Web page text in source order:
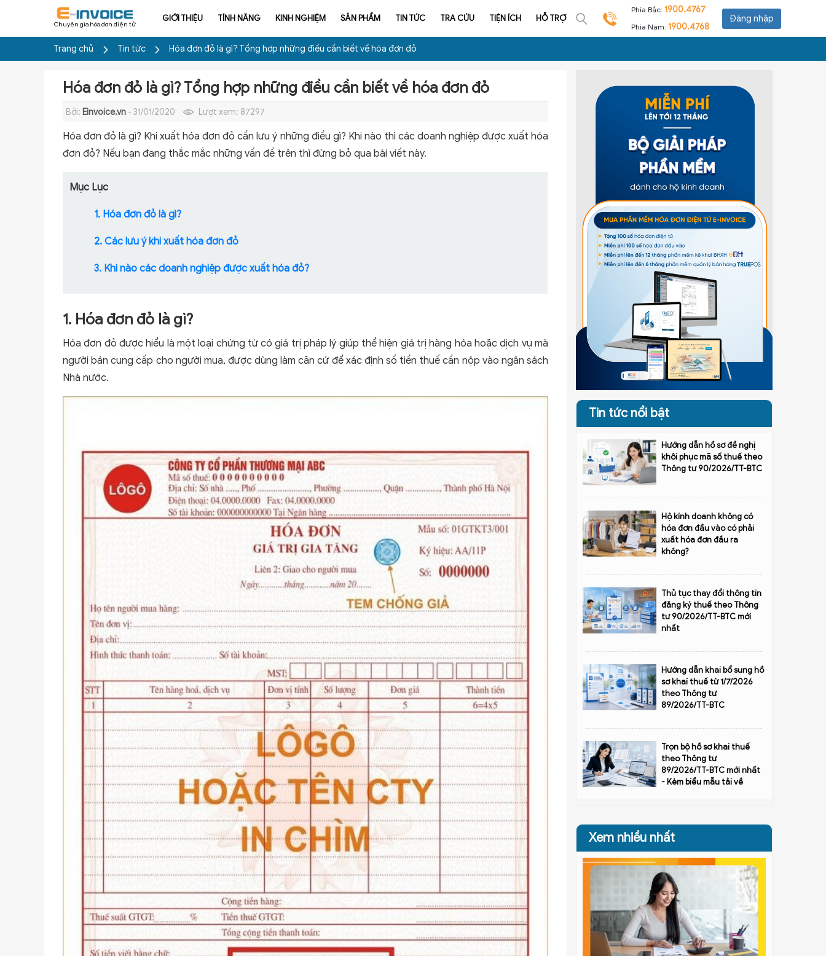
Chuyên gia hóa đơn điện tử
GIỚI THIỆU TÍNH NĂNG KINH NGHIỆM SẢN PHẨM TIN TỨC TRA CỨU TIỆN ÍCH HỖ TRỢ
Phía Bắc: 1900.4767
Phía Nam: 1900.4768
Đăng nhập
Trang chủ Tin tức Hóa đơn đỏ là gì? Tổng hợp những điều cần biết về hóa đơn đỏ
Hóa đơn đỏ là gì? Tổng hợp những điều cần biết về hóa đơn đỏ
Bởi: Einvoice.vn - 31/01/2020 Lượt xem: 87297
Hóa đơn đỏ là gì? Khi xuất hóa đơn đỏ cần lưu ý những điều gì? Khi nào thì các doanh nghiệp được xuất hóa
đơn đỏ? Nếu bạn đang thắc mắc những vấn đề trên thì đừng bỏ qua bài viết này.
Mục Lục
1. Hóa đơn đỏ là gì?
2. Các lưu ý khi xuất hóa đơn đỏ
3. Khi nào các doanh nghiệp được xuất hóa đỏ?
1. Hóa đơn đỏ là gì?
Hóa đơn đỏ được hiểu là một loại chứng từ có giá trị pháp lý giúp thể hiện giá trị hàng hóa hoặc dịch vụ mà
người bán cung cấp cho người mua, được dùng làm căn cứ để xác định số tiền thuế cần nộp vào ngân sách
Nhà nước.
Tin tức nổi bật
Hướng dẫn hồ sơ đề nghị
khôi phục mã số thuế theo
Thông tư 90/2026/TT-BTC
Hộ kinh doanh không có
hóa đơn đầu vào có phải
xuất hóa đơn đầu ra
không?
Thủ tục thay đổi thông tin
đăng ký thuế theo Thông
tư 90/2026/TT-BTC mới
nhất
Hướng dẫn khai bổ sung hồ
sơ khai thuế từ 1/7/2026
theo Thông tư
89/2026/TT-BTC
Trọn bộ hồ sơ khai thuế
theo Thông tư
89/2026/TT-BTC mới nhất
- Kèm biểu mẫu tải về
Xem nhiều nhất